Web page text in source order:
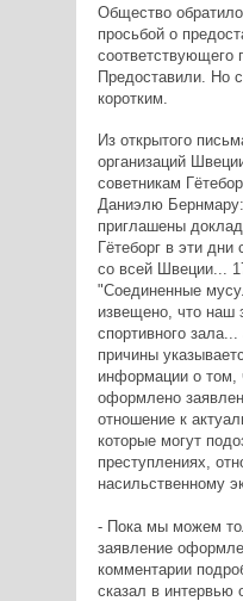
Общество
просьбой о
соответствующего
Предоставили. Но
коротким.
Из открытого
организаций
советникам
Даниэлю
приглашены
Гётеборг в эти
со всей Швеции...
"Соединенные
извещено, что наш
спортивного
причины
информации о том,
оформлено
отношение к
которые могут
преступлениях,
насильственному
- Пока мы можем
заявление
комментарии
сказал в интервью